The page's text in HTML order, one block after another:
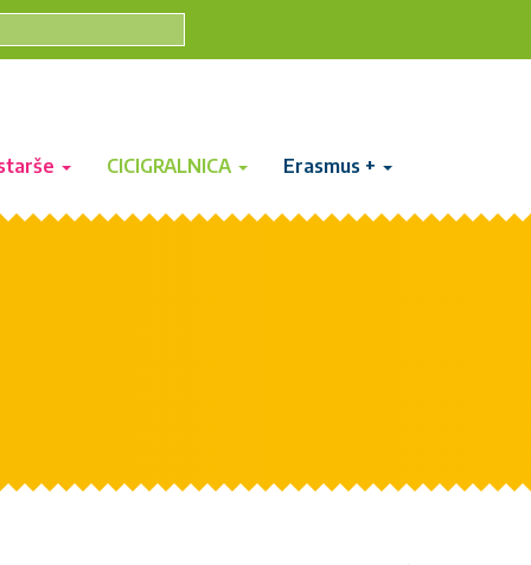
CICIGRALNICA Erasmus +